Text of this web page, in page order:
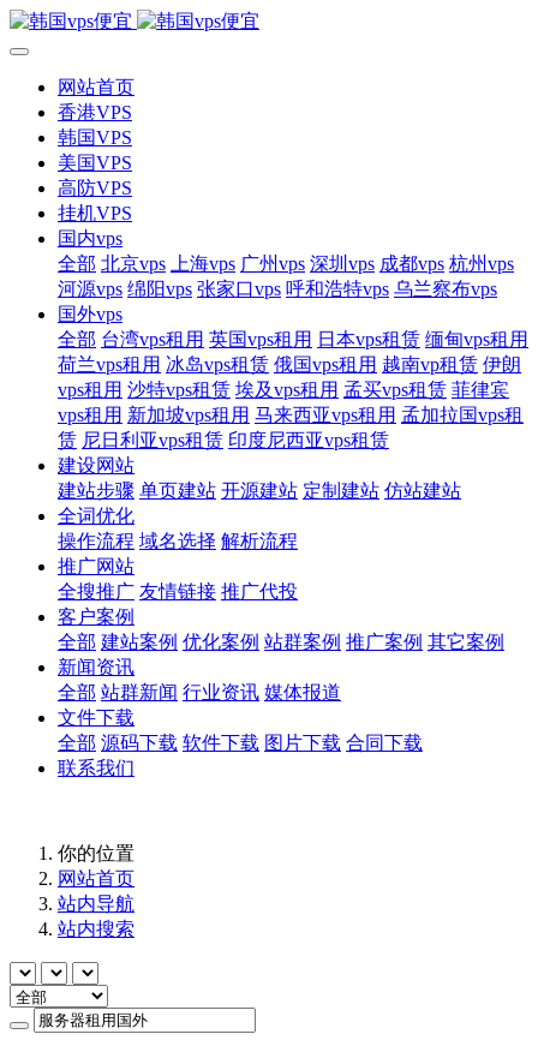
网站首页
香港VPS
韩国VPS
美国VPS
高防VPS
挂机VPS
国内vps
全部 北京vps 上海vps 广州vps 深圳vps 成都vps 杭州vps
河源vps 绵阳vps 张家口vps 呼和浩特vps 乌兰察布vps
国外vps
全部 台湾vps租用 英国vps租用 日本vps租赁 缅甸vps租用
荷兰vps租用 冰岛vps租赁 俄国vps租用 越南vp租赁 伊朗
vps租用 沙特vps租赁 埃及vps租用 孟买vps租赁 菲律宾
vps租用 新加坡vps租用 马来西亚vps租用 孟加拉国vps租
赁 尼日利亚vps租赁 印度尼西亚vps租赁
建设网站
建站步骤 单页建站 开源建站 定制建站 仿站建站
全词优化
操作流程 域名选择 解析流程
推广网站
全搜推广 友情链接 推广代投
客户案例
全部 建站案例 优化案例 站群案例 推广案例 其它案例
新闻资讯
全部 站群新闻 行业资讯 媒体报道
文件下载
全部 源码下载 软件下载 图片下载 合同下载
联系我们
你的位置
网站首页
站内导航
站内搜索